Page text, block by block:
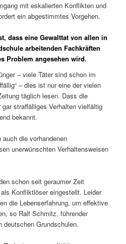
mit eskalierten Konflikten und
ein abgestimmtes Vorgehen.
dass eine Gewalttat von allen in
arbeitenden Fachkräften
Problem angesehen wird.
– viele Täter sind schon im
– dies ist nur eine der vielen
täglich lesen. Dass die
straffälliges Verhalten vielfältig
bekannt.
die vorhandenen
unerwünschten Verhaltensweisen
schon seit geraumer Zeit
Konfliktlöser eingestellt. Leider
die Lebenserfahrung, um effektive
so Ralf Schmitz, führender
deutschen Grundschulen.